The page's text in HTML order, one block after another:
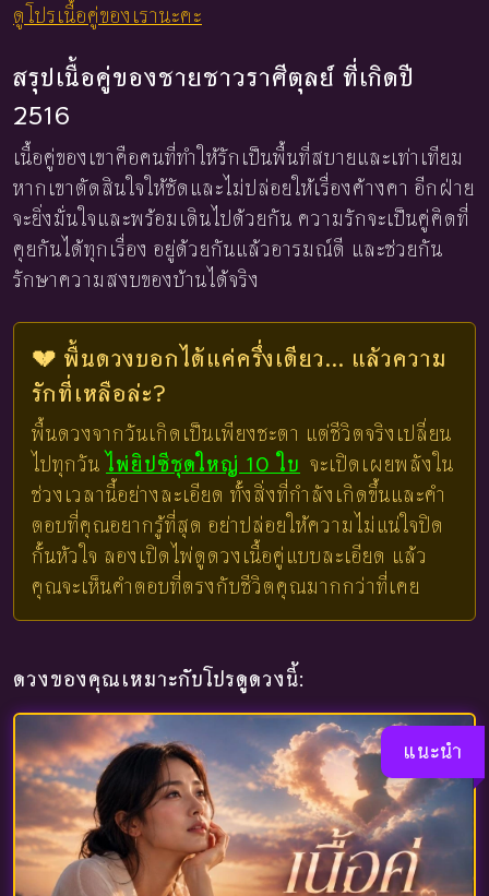
ดูโปรเนื้อคู่ของเรานะคะ
สรุปเนื้อคู่ของชายชาวราศีตุลย์ ที่เกิดปี
2516
เนื้อคู่ของเขาคือคนที่ทำให้รักเป็นพื้นที่สบายและเท่าเทียม
หากเขาตัดสินใจให้ชัดและไม่ปล่อยให้เรื่องค้างคา อีกฝ่าย
จะยิ่งมั่นใจและพร้อมเดินไปด้วยกัน ความรักจะเป็นคู่คิดที่
คุยกันได้ทุกเรื่อง อยู่ด้วยกันแล้วอารมณ์ดี และช่วยกัน
รักษาความสงบของบ้านได้จริง
💔 พื้นดวงบอกได้แค่ครึ่งเดียว... แล้วความ
รักที่เหลือล่ะ?
พื้นดวงจากวันเกิดเป็นเพียงชะตา แต่ชีวิตจริงเปลี่ยน
ไปทุกวัน ไพ่ยิปซีชุดใหญ่ 10 ใบ จะเปิดเผยพลังใน
ช่วงเวลานี้อย่างละเอียด ทั้งสิ่งที่กำลังเกิดขึ้นและคำ
ตอบที่คุณอยากรู้ที่สุด อย่าปล่อยให้ความไม่แน่ใจปิด
กั้นหัวใจ ลองเปิดไพ่ดูดวงเนื้อคู่แบบละเอียด แล้ว
คุณจะเห็นคำตอบที่ตรงกับชีวิตคุณมากกว่าที่เคย
ดวงของคุณเหมาะกับโปรดูดวงนี้:
แนะนำ